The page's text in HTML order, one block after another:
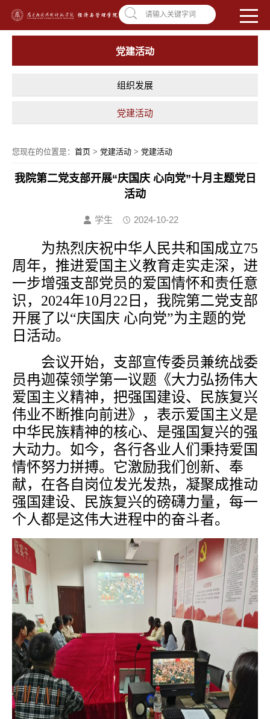
南昌应用技术师范学院，助你圆梦! 学校首页| OA系统 违反师德举报信箱
请输入关键字词
党建活动
组织发展
党建活动
您现在的位置是： 首页 > 党建活动 > 党建活动
我院第二党支部开展“庆国庆 心向党”十月主题党日
活动
学生 2024-10-22
为热烈庆祝中华人民共和国成立75
周年，推进爱国主义教育走实走深，进
一步增强支部党员的爱国情怀和责任意
识 ，2024年10月 22 日，我院第二党支部
开展了以“庆国庆 心向党”为主题的党
日活动。
会议开始， 支部宣传委员兼统战委
员冉迦葆领学第一议题 《大力弘扬伟大
爱国主义精神，把强国建设、民族复兴
伟业不断推向前进》 ， 表示爱国主义是
中华民族精神的核心、是强国复兴的强
大动力。如今，各行各业人们秉持爱国
情怀努力拼搏。它激励我们创新、奉
献，在各自岗位发光发热，凝聚成推动
强国建设、民族复兴的磅礴力量，每一
个人都是这伟大进程中的奋斗者。